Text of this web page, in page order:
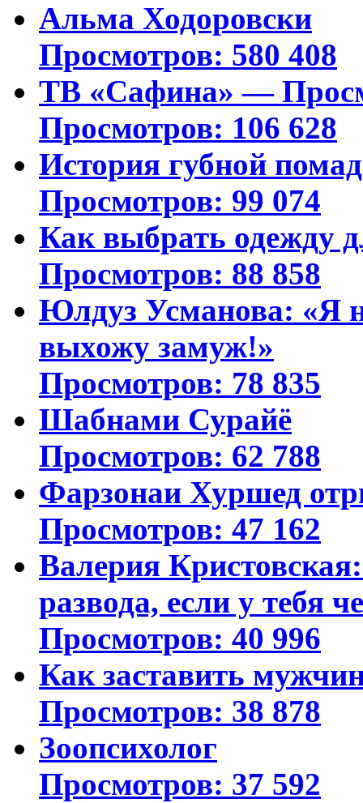
Альма Ходоровски
Просмотров: 580 408
ТВ «Сафина» —
Просмотров: 106 628
История губной
Просмотров: 99 074
Как выбрать одежду
Просмотров: 88 858
Юлдуз Усманова: «Я
выхожу замуж!»
Просмотров: 78 835
Шабнами Сурайё
Просмотров: 62 788
Фарзонаи Хуршед
Просмотров: 47 162
Валерия
развода, если у тебя
Просмотров: 40 996
Как заставить
Просмотров: 38 878
Зоопсихолог
Просмотров: 37 592